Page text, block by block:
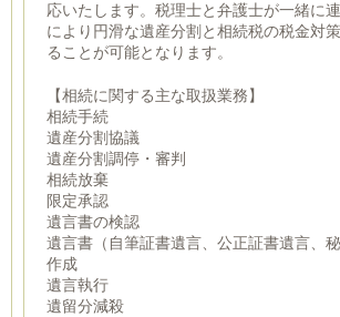
応いたします。税理士と弁護士が一緒に
により円滑な遺産分割と相続税の税金対
ることが可能となります。
【相続に関する主な取扱業務】
相続手続
遺産分割協議
遺産分割調停・審判
相続放棄
限定承認
遺言書の検認
遺言書（自筆証書遺言、公正証書遺言、
作成
遺言執行
遺留分減殺